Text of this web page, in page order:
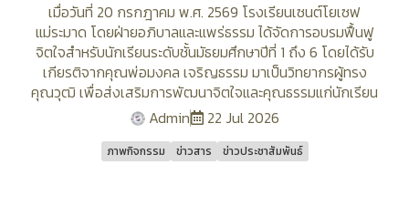
เมื่อวันที่ 20 กรกฎาคม พ.ศ. 2569 โรงเรียนเซนต์โยเซฟ
แม่ระมาด โดยฝ่ายอภิบาลและแพร่ธรรม ได้จัดการอบรมฟื้นฟู
จิตใจสำหรับนักเรียนระดับชั้นมัธยมศึกษาปีที่ 1 ถึง 6 โดยได้รับ
เกียรติจากคุณพ่อมงคล เจริญธรรม มาเป็นวิทยากรผู้ทรง
คุณวุฒิ เพื่อส่งเสริมการพัฒนาจิตใจและคุณธรรมแก่นักเรียน
Admin
22 Jul 2026
ภาพกิจกรรม ข่าวสาร ข่าวประชาสัมพันธ์